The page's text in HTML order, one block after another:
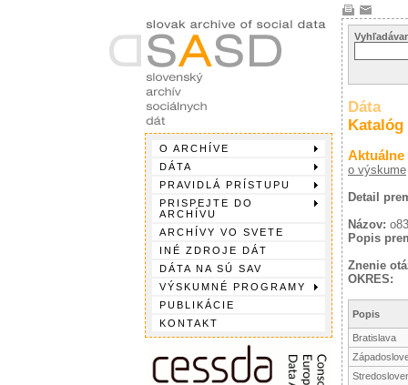
O ARCHÍVE
DÁTA
PRAVIDLÁ PRÍSTUPU
PRISPEJTE DO
ARCHÍVU
ARCHÍVY VO SVETE
INÉ ZDROJE DÁT
DÁTA NA SÚ SAV
VÝSKUMNÉ PROGRAMY
PUBLIKÁCIE
KONTAKT
Dáta
Katalóg
Aktuálne
o výskume
Detail
Názov: o83
Popis
Znenie
OKRES:
Popis
Bratislava